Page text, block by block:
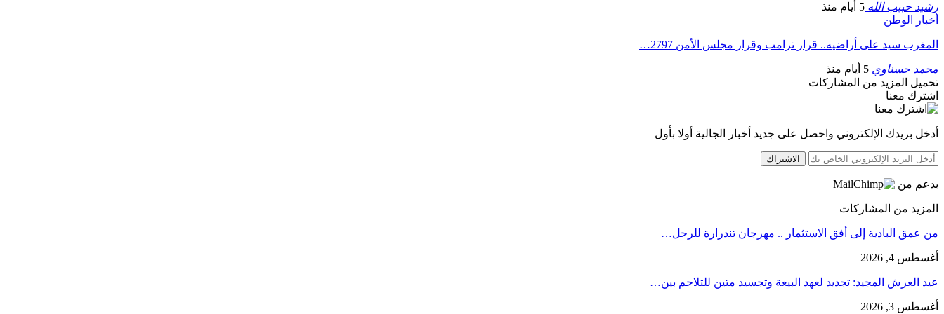
رشيد حبيب الله 5 أيام منذ
أخبار الوطن
المغرب سيد على أراضيه.. قرار ترامب وقرار مجلس الأمن 2797…
محمد حسناوي 5 أيام منذ
تحميل المزيد من المشاركات
اشترك معنا
أدخل بريدك الإلكتروني واحصل على جديد أخبار الجالية أولا بأول
الاشتراك
بدعم من
المزيد من المشاركات
من عمق البادية إلى أفق الاستثمار .. مهرجان تندرارة للرحل…
أغسطس 4, 2026
عيد العرش المجيد: تجديد لعهد البيعة وتجسيد متين للتلاحم بين…
أغسطس 3, 2026